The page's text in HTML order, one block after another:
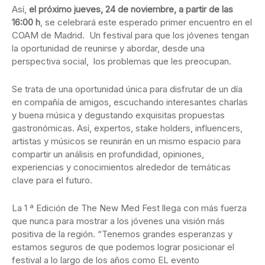
Así, el próximo jueves, 24 de noviembre, a partir de las
16:00 h, se celebrará este esperado primer encuentro en el
COAM de Madrid. Un festival para que los jóvenes tengan
la oportunidad de reunirse y abordar, desde una
perspectiva social, los problemas que les preocupan.
Se trata de una oportunidad única para disfrutar de un día
en compañía de amigos, escuchando interesantes charlas
y buena música y degustando exquisitas propuestas
gastronómicas. Así, expertos, stake holders, influencers,
artistas y músicos se reunirán en un mismo espacio para
compartir un análisis en profundidad, opiniones,
experiencias y conocimientos alrededor de temáticas
clave para el futuro.
La 1 ª Edición de The New Med Fest llega con más fuerza
que nunca para mostrar a los jóvenes una visión más
positiva de la región. “Tenemos grandes esperanzas y
estamos seguros de que podemos lograr posicionar el
festival a lo largo de los años como EL evento